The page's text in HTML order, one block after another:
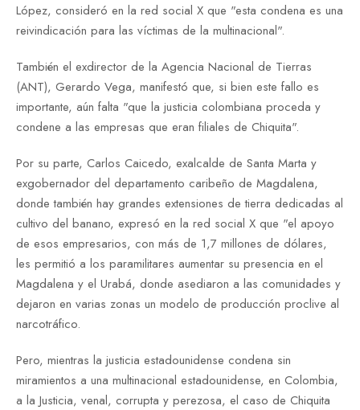
López, consideró en la red social X que "esta condena es una
reivindicación para las víctimas de la multinacional".
También el exdirector de la Agencia Nacional de Tierras
(ANT), Gerardo Vega, manifestó que, si bien este fallo es
importante, aún falta "que la justicia colombiana proceda y
condene a las empresas que eran filiales de Chiquita".
Por su parte, Carlos Caicedo, exalcalde de Santa Marta y
exgobernador del departamento caribeño de Magdalena,
donde también hay grandes extensiones de tierra dedicadas al
cultivo del banano, expresó en la red social X que "el apoyo
de esos empresarios, con más de 1,7 millones de dólares,
les permitió a los paramilitares aumentar su presencia en el
Magdalena y el Urabá, donde asediaron a las comunidades y
dejaron en varias zonas un modelo de producción proclive al
narcotráfico.
Pero, mientras la justicia estadounidense condena sin
miramientos a una multinacional estadounidense, en Colombia,
a la Justicia, venal, corrupta y perezosa, el caso de Chiquita